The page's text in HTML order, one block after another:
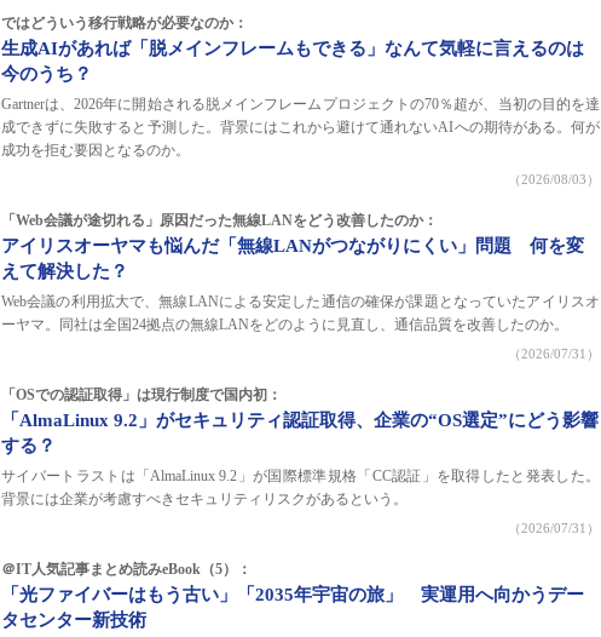
ではどういう移行戦略が必要なのか：
生成AIがあれば「脱メインフレームもできる」なんて気軽に言えるのは
今のうち？
Gartnerは、2026年に開始される脱メインフレームプロジェクトの70％超が、当初の目的を達
成できずに失敗すると予測した。背景にはこれから避けて通れないAIへの期待がある。何が
成功を拒む要因となるのか。
（2026/08/03）
「Web会議が途切れる」原因だった無線LANをどう改善したのか：
アイリスオーヤマも悩んだ「無線LANがつながりにくい」問題 何を変
えて解決した？
Web会議の利用拡大で、無線LANによる安定した通信の確保が課題となっていたアイリスオ
ーヤマ。同社は全国24拠点の無線LANをどのように見直し、通信品質を改善したのか。
（2026/07/31）
「OSでの認証取得」は現行制度で国内初：
「AlmaLinux 9.2」がセキュリティ認証取得、企業の“OS選定”にどう影響
する？
サイバートラストは「AlmaLinux 9.2」が国際標準規格「CC認証」を取得したと発表した。
背景には企業が考慮すべきセキュリティリスクがあるという。
（2026/07/31）
＠IT人気記事まとめ読みeBook（5）：
「光ファイバーはもう古い」「2035年宇宙の旅」 実運用へ向かうデー
タセンター新技術